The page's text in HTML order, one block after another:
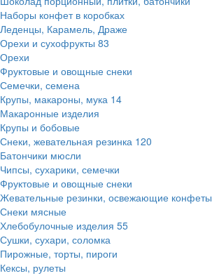
Наборы конфет в коробках
Леденцы, Карамель, Драже
Орехи и сухофрукты 83
Орехи
Фруктовые и овощные снеки
Семечки, семена
Крупы, макароны, мука 14
Макаронные изделия
Крупы и бобовые
Снеки, жевательная резинка 120
Батончики мюсли
Чипсы, сухарики, семечки
Фруктовые и овощные снеки
Жевательные резинки, освежающие конфеты
Снеки мясные
Хлебобулочные изделия 55
Сушки, сухари, соломка
Пирожные, торты, пироги
Кексы, рулеты